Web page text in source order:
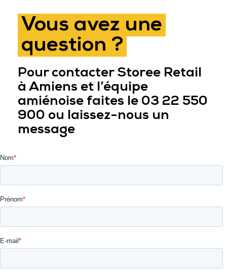
Vous avez une
question ?
Pour contacter Storee Retail
à Amiens et l’équipe
amiénoise faites le 03 22 550
900 ou laissez-nous un
message